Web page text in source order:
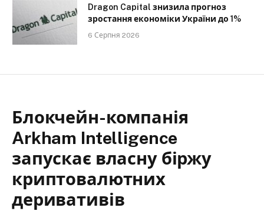
Dragon Capital знизила прогноз
зростання економіки України до 1%
6 Серпня 2026
Блокчейн-компанія
Arkham Intelligence
запускає власну біржу
криптовалютних
деривативів